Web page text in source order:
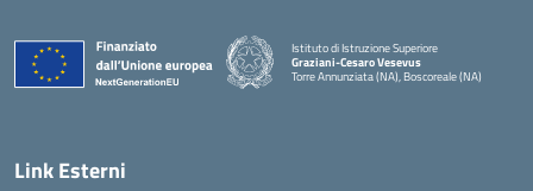
Istituto di Istruzione Superiore
Graziani-Cesaro Vesevus
Torre Annunziata (NA), Boscoreale (NA)
Link Esterni